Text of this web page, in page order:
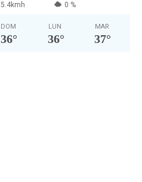
5.4kmh 0 %
DOM
36°
LUN
36°
MAR
37°